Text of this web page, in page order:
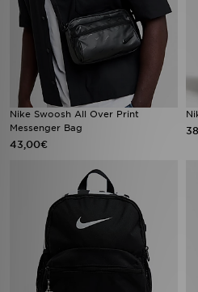
Nike Swoosh All Over Print
Messenger Bag
43,00€